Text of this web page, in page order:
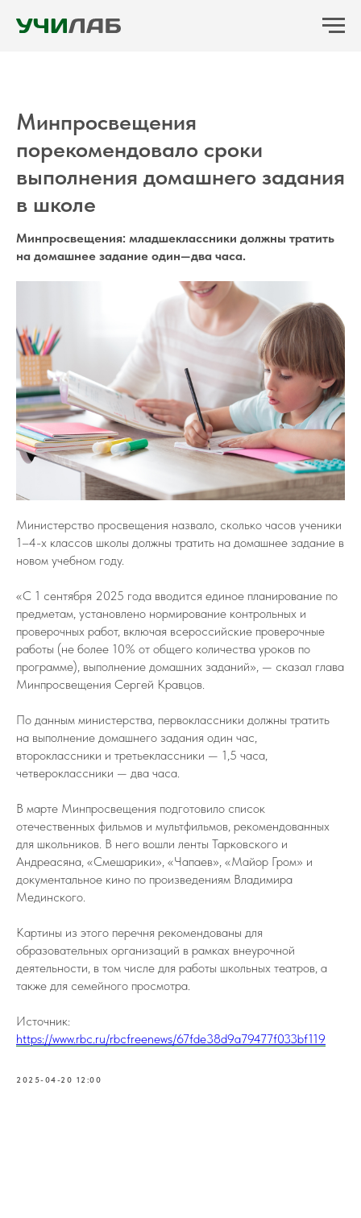
Минпросвещения
порекомендовало сроки
выполнения домашнего задания
в школе
Минпросвещения: младшеклассники должны тратить
на домашнее задание один—два часа.
Министерство просвещения назвало, сколько часов ученики
1–4-х классов школы должны тратить на домашнее задание в
новом учебном году.
«С 1 сентября 2025 года вводится единое планирование по
предметам, установлено нормирование контрольных и
проверочных работ, включая всероссийские проверочные
работы (не более 10% от общего количества уроков по
программе), выполнение домашних заданий», — сказал глава
Минпросвещения Сергей Кравцов.
По данным министерства, первоклассники должны тратить
на выполнение домашнего задания один час,
второклассники и третьеклассники — 1,5 часа,
четвероклассники — два часа.
В марте Минпросвещения подготовило список
отечественных фильмов и мультфильмов, рекомендованных
для школьников. В него вошли ленты Тарковского и
Андреасяна, «Смешарики», «Чапаев», «Майор Гром» и
документальное кино по произведениям Владимира
Мединского.
Картины из этого перечня рекомендованы для
образовательных организаций в рамках внеурочной
деятельности, в том числе для работы школьных театров, а
также для семейного просмотра.
Источник:
https://www.rbc.ru/rbcfreenews/67fde38d9a79477f033bf119
2025-04-20 12:00